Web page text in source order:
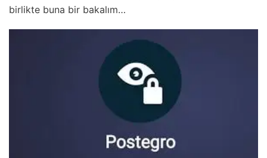
birlikte buna bir bakalım…